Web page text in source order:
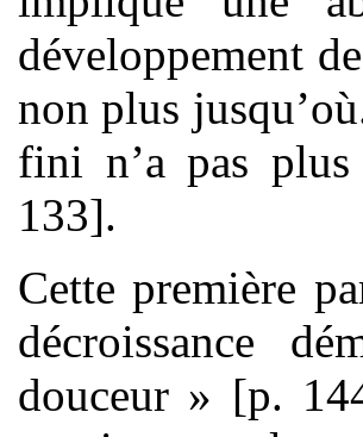
développement
non plus
fini n’a pas
133].
Cette première
décroissance
douceur » [p.